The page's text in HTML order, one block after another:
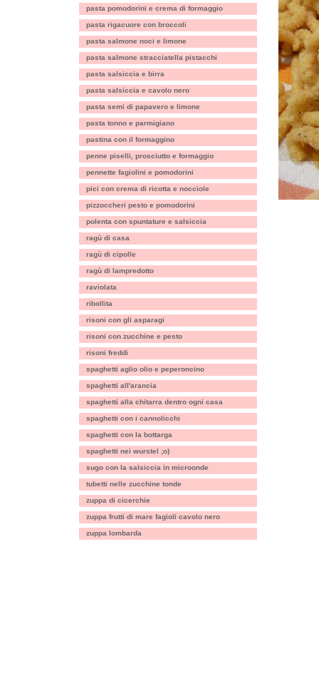
pasta pomodorini e crema di formaggio
pasta rigacuore con broccoli
pasta salmone noci e limone
pasta salmone stracciatella pistacchi
pasta salsiccia e birra
pasta salsiccia e cavolo nero
pasta semi di papavero e limone
pasta tonno e parmigiano
pastina con il formaggino
penne piselli, prosciutto e formaggio
pennette fagiolini e pomodorini
pici con crema di ricotta e nocciole
pizzoccheri pesto e pomodorini
polenta con spuntature e salsiccia
ragù di casa
ragù di cipolle
ragù di lampredotto
raviolata
ribollita
risoni con gli asparagi
risoni con zucchine e pesto
risoni freddi
spaghetti aglio olio e peperoncino
spaghetti all'arancia
spaghetti alla chitarra dentro ogni casa
spaghetti con i cannolicchi
spaghetti con la bottarga
spaghetti nei wurstel ;o)
sugo con la salsiccia in microonde
tubetti nelle zucchine tonde
zuppa di cicerchie
zuppa frutti di mare fagioli cavolo nero
zuppa lombarda